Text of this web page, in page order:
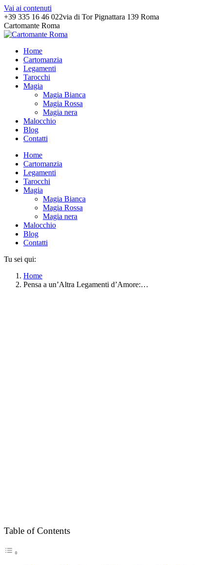
Vai ai contenuti
+39 335 16 46 022via di Tor Pignattara 139 Roma
Cartomante Roma
Home
Cartomanzia
Legamenti
Tarocchi
Magia
Magia Bianca
Magia Rossa
Magia nera
Malocchio
Blog
Contatti
Home
Cartomanzia
Legamenti
Tarocchi
Magia
Magia Bianca
Magia Rossa
Magia nera
Malocchio
Blog
Contatti
Tu sei qui:
Home
Pensa a un’Altra Legamenti d’Amore:…
Table of Contents